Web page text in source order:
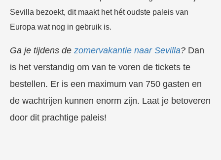
Sevilla bezoekt, dit maakt het hét oudste paleis van
Europa wat nog in gebruik is.
Ga je tijdens de zomervakantie naar Sevilla? Dan
is het verstandig om van te voren de tickets te
bestellen. Er is een maximum van 750 gasten en
de wachtrijen kunnen enorm zijn. Laat je betoveren
door dit prachtige paleis!